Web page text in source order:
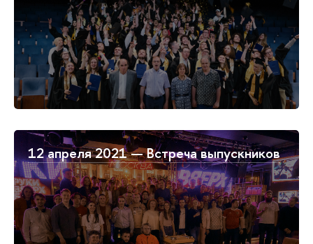
12 апреля 2021 — Встреча выпускников